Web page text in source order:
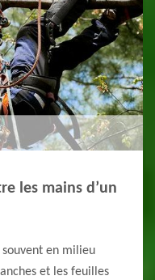
les mains d’un
en milieu
et les feuilles